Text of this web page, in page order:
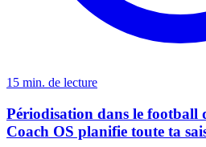
15 min. de lecture
Périodisation dans le football
Coach OS planifie toute ta